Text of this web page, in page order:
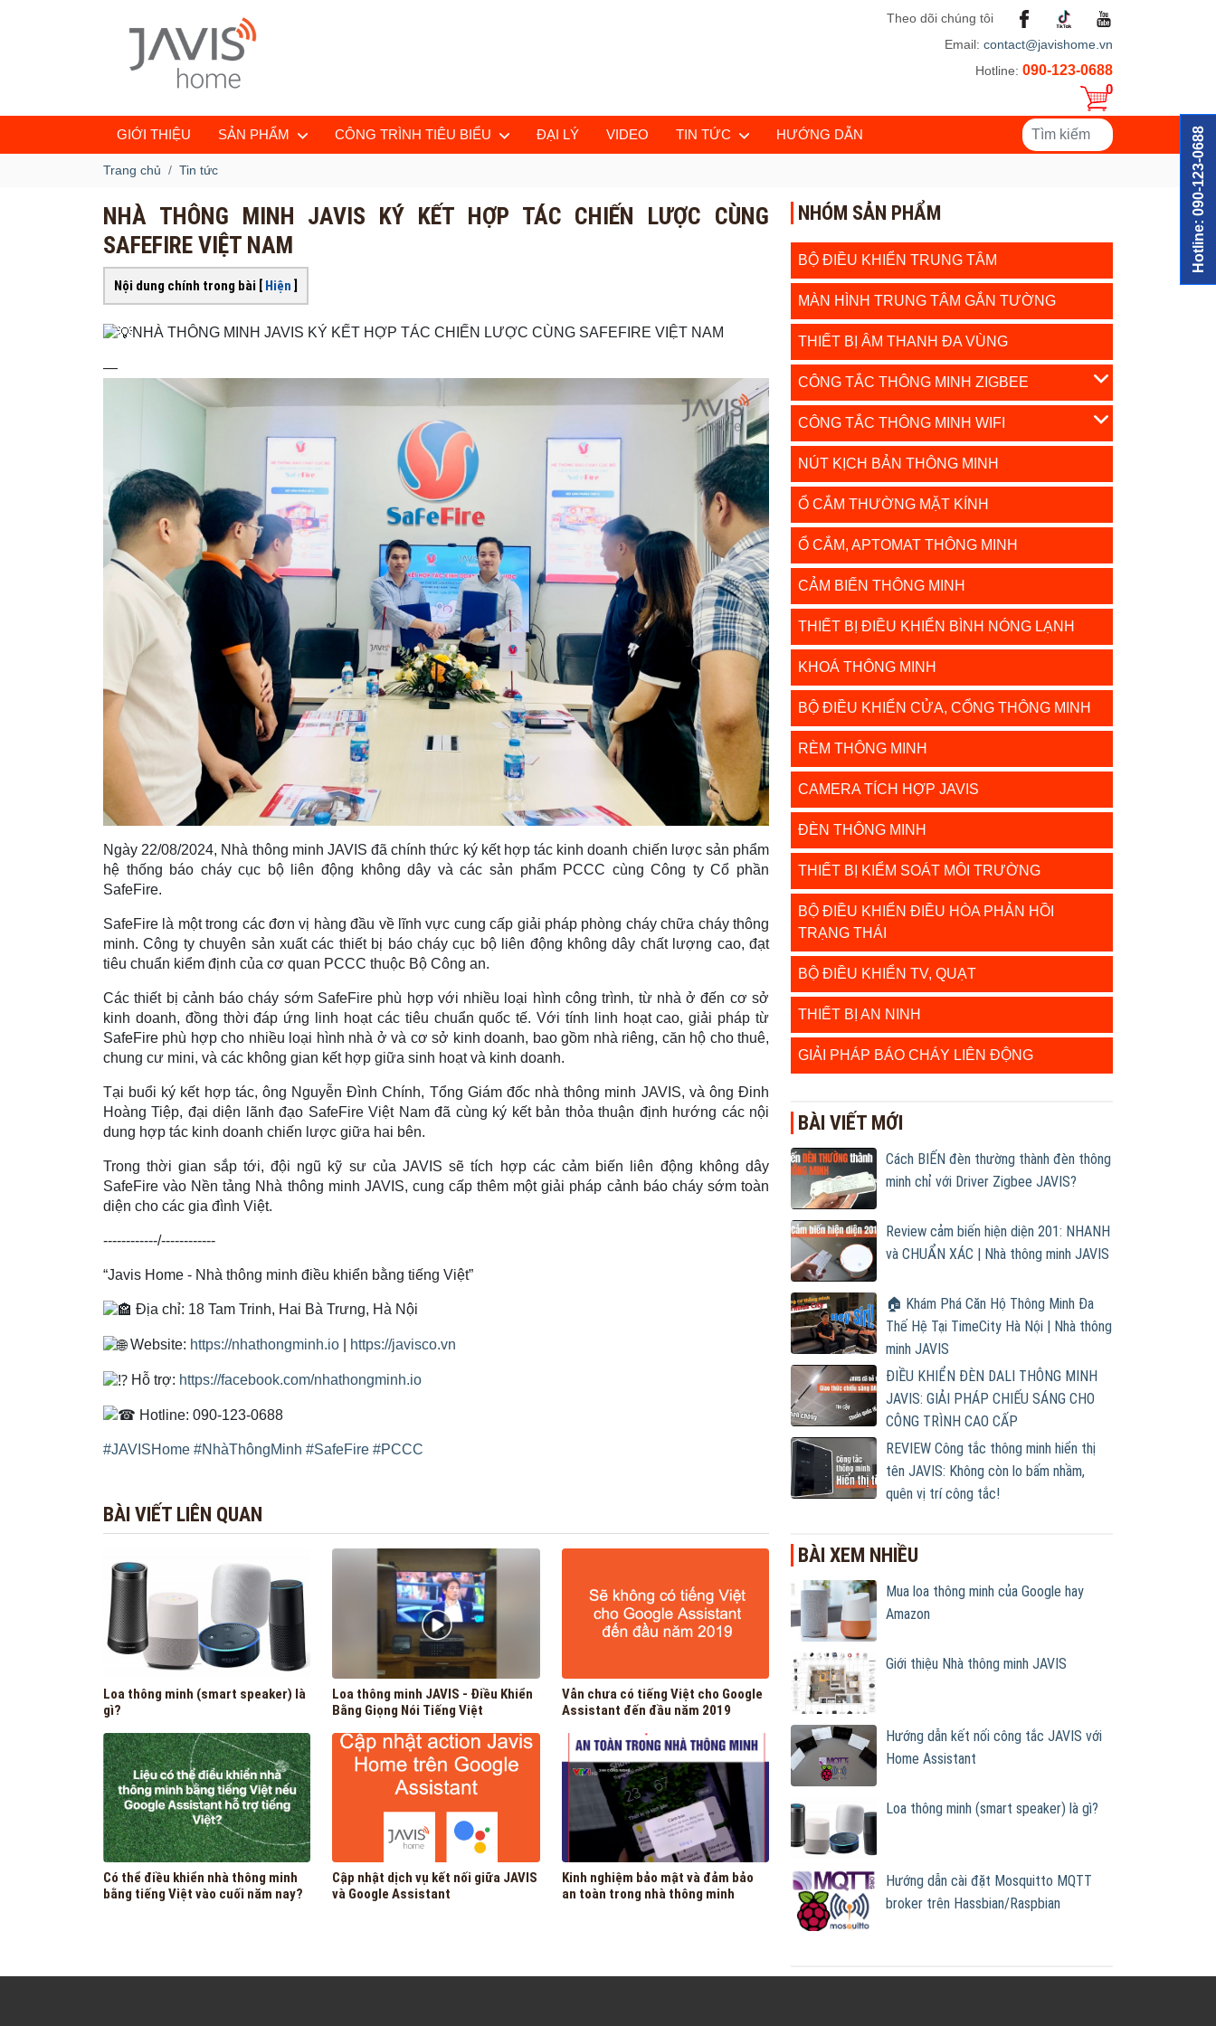
Hotline: 090-123-0688
Theo dõi chúng tôi
Email: contact@javishome.vn
Hotline: 090-123-0688
0
GIỚI THIỆU SẢN PHẨM CÔNG TRÌNH TIÊU BIỂU ĐẠI LÝ VIDEO TIN TỨC HƯỚNG DẪN
Trang chủ Tin tức
NHÀ THÔNG MINH JAVIS KÝ KẾT HỢP TÁC CHIẾN LƯỢC CÙNG
SAFEFIRE VIỆT NAM
Nội dung chính trong bài [ Hiện ]
NHÀ THÔNG MINH JAVIS KÝ KẾT HỢP TÁC CHIẾN LƯỢC CÙNG SAFEFIRE VIỆT NAM
—
Ngày 22/08/2024, Nhà thông minh JAVIS đã chính thức ký kết hợp tác kinh doanh chiến lược sản phẩm
hệ thống báo cháy cục bộ liên động không dây và các sản phẩm PCCC cùng Công ty Cổ phần
SafeFire.
SafeFire là một trong các đơn vị hàng đầu về lĩnh vực cung cấp giải pháp phòng cháy chữa cháy thông
minh. Công ty chuyên sản xuất các thiết bị báo cháy cục bộ liên động không dây chất lượng cao, đạt
tiêu chuẩn kiểm định của cơ quan PCCC thuộc Bộ Công an.
Các thiết bị cảnh báo cháy sớm SafeFire phù hợp với nhiều loại hình công trình, từ nhà ở đến cơ sở
kinh doanh, đồng thời đáp ứng linh hoạt các tiêu chuẩn quốc tế. Với tính linh hoạt cao, giải pháp từ
SafeFire phù hợp cho nhiều loại hình nhà ở và cơ sở kinh doanh, bao gồm nhà riêng, căn hộ cho thuê,
chung cư mini, và các không gian kết hợp giữa sinh hoạt và kinh doanh.
Tại buổi ký kết hợp tác, ông Nguyễn Đình Chính, Tổng Giám đốc nhà thông minh JAVIS, và ông Đinh
Hoàng Tiệp, đại diện lãnh đạo SafeFire Việt Nam đã cùng ký kết bản thỏa thuận định hướng các nội
dung hợp tác kinh doanh chiến lược giữa hai bên.
Trong thời gian sắp tới, đội ngũ kỹ sư của JAVIS sẽ tích hợp các cảm biến liên động không dây
SafeFire vào Nền tảng Nhà thông minh JAVIS, cung cấp thêm một giải pháp cảnh báo cháy sớm toàn
diện cho các gia đình Việt.
------------/------------
“Javis Home - Nhà thông minh điều khiển bằng tiếng Việt”
Địa chỉ: 18 Tam Trinh, Hai Bà Trưng, Hà Nội
Website: https://nhathongminh.io https://javisco.vn
Hỗ trợ: https://facebook.com/nhathongminh.io
Hotline: 090-123-0688
#JAVISHome #NhàThôngMinh #SafeFire #PCCC
BÀI VIẾT LIÊN QUAN
Loa thông minh (smart speaker) là
gì?
Loa thông minh JAVIS - Điều Khiển
Bằng Giọng Nói Tiếng Việt
Vẫn chưa có tiếng Việt cho Google
Assistant đến đầu năm 2019
Có thể điều khiển nhà thông minh
bằng tiếng Việt vào cuối năm nay?
Cập nhật dịch vụ kết nối giữa JAVIS
và Google Assistant
Kinh nghiệm bảo mật và đảm bảo
an toàn trong nhà thông minh
NHÓM SẢN PHẨM
BỘ ĐIỀU KHIỂN TRUNG TÂM
MÀN HÌNH TRUNG TÂM GẮN TƯỜNG
THIẾT BỊ ÂM THANH ĐA VÙNG
CÔNG TẮC THÔNG MINH ZIGBEE
CÔNG TẮC THÔNG MINH WIFI
NÚT KỊCH BẢN THÔNG MINH
Ổ CẮM THƯỜNG MẶT KÍNH
Ổ CẮM, APTOMAT THÔNG MINH
CẢM BIẾN THÔNG MINH
THIẾT BỊ ĐIỀU KHIỂN BÌNH NÓNG LẠNH
KHOÁ THÔNG MINH
BỘ ĐIỀU KHIỂN CỬA, CỔNG THÔNG MINH
RÈM THÔNG MINH
CAMERA TÍCH HỢP JAVIS
ĐÈN THÔNG MINH
THIẾT BỊ KIỂM SOÁT MÔI TRƯỜNG
BỘ ĐIỀU KHIỂN ĐIỀU HÒA PHẢN HỒI
TRẠNG THÁI
BỘ ĐIỀU KHIỂN TV, QUẠT
THIẾT BỊ AN NINH
GIẢI PHÁP BÁO CHÁY LIÊN ĐỘNG
BÀI VIẾT MỚI
Cách BIẾN đèn thường thành đèn thông
minh chỉ với Driver Zigbee JAVIS?
Review cảm biến hiện diện 201: NHANH
và CHUẨN XÁC | Nhà thông minh JAVIS
🏠 Khám Phá Căn Hộ Thông Minh Đa
Thế Hệ Tại TimeCity Hà Nội | Nhà thông
minh JAVIS
ĐIỀU KHIỂN ĐÈN DALI THÔNG MINH
JAVIS: GIẢI PHÁP CHIẾU SÁNG CHO
CÔNG TRÌNH CAO CẤP
REVIEW Công tắc thông minh hiển thị
tên JAVIS: Không còn lo bấm nhầm,
quên vị trí công tắc!
BÀI XEM NHIỀU
Mua loa thông minh của Google hay
Amazon
Giới thiệu Nhà thông minh JAVIS
Hướng dẫn kết nối công tắc JAVIS với
Home Assistant
Loa thông minh (smart speaker) là gì?
Hướng dẫn cài đặt Mosquitto MQTT
broker trên Hassbian/Raspbian